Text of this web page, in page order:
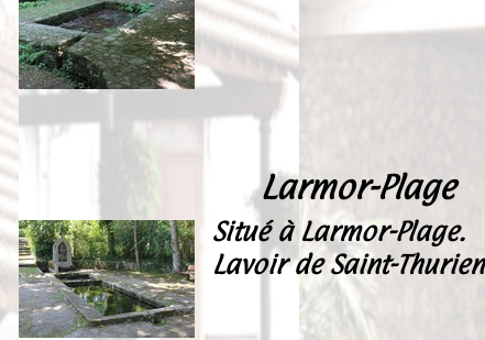
Larmor-Plage
Situé à Larmor-Plage.
Lavoir de Saint-Thurien